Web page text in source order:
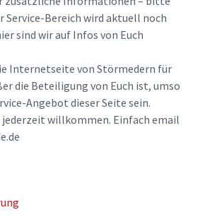
Service-Bereich wird aktuell noch
sind wir auf Infos von Euch
Internetseite von Störmedern für
die Beteiligung von Euch ist, umso
Angebot dieser Seite sein.
willkommen. Einfach email